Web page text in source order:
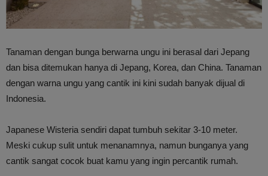
Tanaman dengan bunga berwarna ungu ini berasal dari Jepang
dan bisa ditemukan hanya di Jepang, Korea, dan China. Tanaman
dengan warna ungu yang cantik ini kini sudah banyak dijual di
Indonesia.
Japanese Wisteria sendiri dapat tumbuh sekitar 3-10 meter.
Meski cukup sulit untuk menanamnya, namun bunganya yang
cantik sangat cocok buat kamu yang ingin percantik rumah.